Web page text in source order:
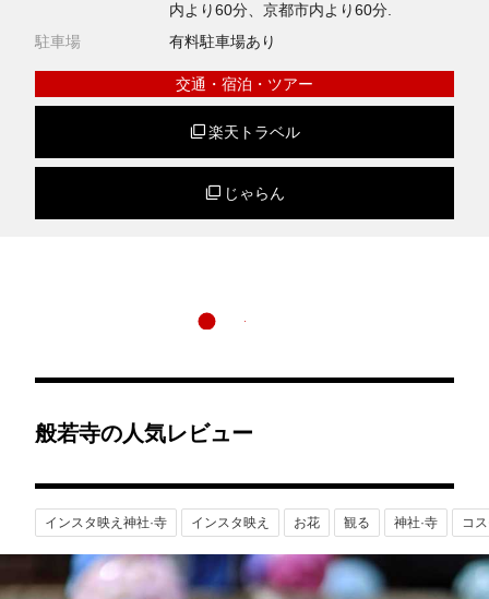
内より60分、京都市内より60分.
駐車場
有料駐車場あり
交通・宿泊・ツアー
楽天トラベル
じゃらん
般若寺の人気レビュー
インスタ映え神社·寺 インスタ映え お花 観る 神社·寺 コ